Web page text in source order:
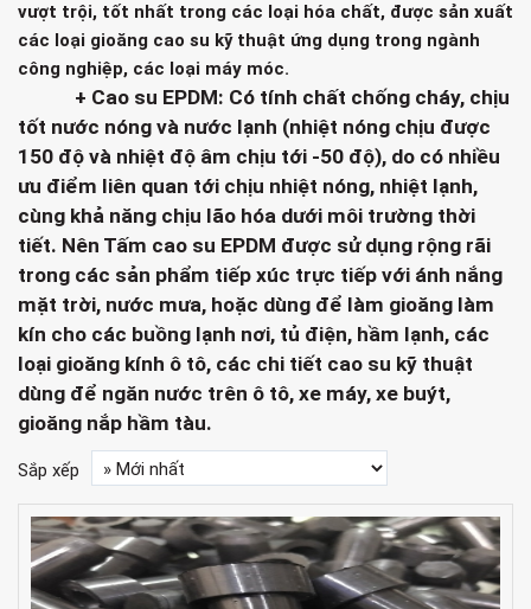
vượt trội, tốt nhất trong các loại hóa chất, được sản xuất
các loại gioăng cao su kỹ thuật ứng dụng trong ngành
công nghiệp, các loại máy móc.
+ Cao su EPDM: Có tính chất chống cháy, chịu
tốt nước nóng và nước lạnh (nhiệt nóng chịu được
150 độ và nhiệt độ âm chịu tới -50 độ), do có nhiều
ưu điểm liên quan tới chịu nhiệt nóng, nhiệt lạnh,
cùng khả năng chịu lão hóa dưới môi trường thời
tiết. Nên Tấm cao su EPDM được sử dụng rộng rãi
trong các sản phẩm tiếp xúc trực tiếp với ánh nắng
mặt trời, nước mưa, hoặc dùng để làm gioăng làm
kín cho các buồng lạnh nơi, tủ điện, hầm lạnh, các
loại gioăng kính ô tô, các chi tiết cao su kỹ thuật
dùng để ngăn nước trên ô tô, xe máy, xe buýt,
gioăng nắp hầm tàu.
Sắp xếp